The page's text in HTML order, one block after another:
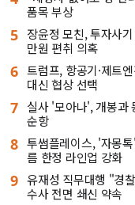
품목 부상
5 장윤정 모친, 투자사
만원 편취 의혹
6 트럼프, 항공기·제트
대신 협상 선택
7 실사 '모아나', 개봉과
순항
8 투썸플레이스, '자몽
름 한정 라인업 강화
9 유재성 직무대행 "경
수사 전면 쇄신 약속